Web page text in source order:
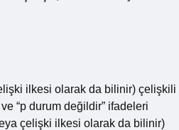
ilkesi olarak da bilinir) çelişkili
“p durum değildir” ifadeleri
çelişki ilkesi olarak da bilinir)